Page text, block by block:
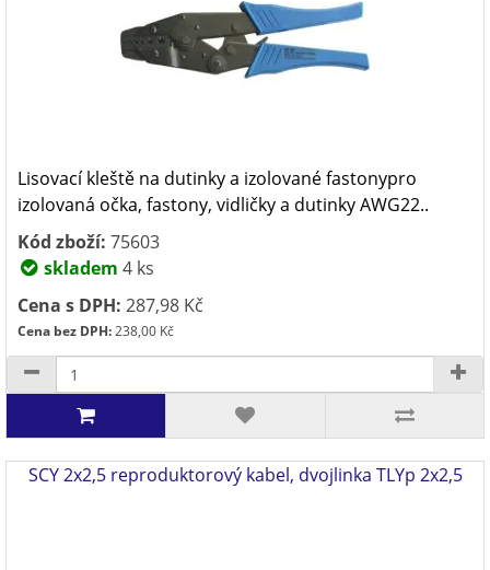
Lisovací kleště na dutinky a izolované fastonypro
izolovaná očka, fastony, vi­dličky a dutinky AWG22..
Kód zboží: 75603
skladem 4 ks
Cena s DPH: 287,98 Kč
Cena bez DPH:238,00 Kč
SCY 2x2,5 reproduktorový kabel, dvojlinka TLYp 2x2,5